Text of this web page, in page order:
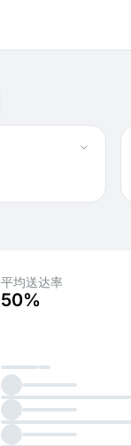
平均送达率
50%